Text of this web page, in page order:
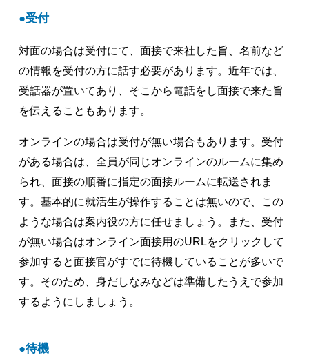
受付
対面の場合は受付にて、面接で来社した旨、名前など
の情報を受付の方に話す必要があります。近年では、
受話器が置いてあり、そこから電話をし面接で来た旨
を伝えることもあります。
オンラインの場合は受付が無い場合もあります。受付
がある場合は、全員が同じオンラインのルームに集め
られ、面接の順番に指定の面接ルームに転送されま
す。基本的に就活生が操作することは無いので、この
ような場合は案内役の方に任せましょう。また、受付
が無い場合はオンライン面接用のURLをクリックして
参加すると面接官がすでに待機していることが多いで
す。そのため、身だしなみなどは準備したうえで参加
するようにしましょう。
待機